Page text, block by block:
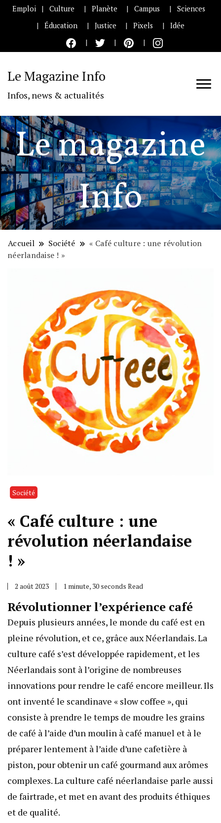
Emploi Culture Planète Campus
Sciences
Éducation
Justice Pixels Idée
Le Magazine Info
Infos, news & actualités
Le magazine
Info
Accueil Société
« Café culture : une révolution
néerlandaise ! »
Société
« Café culture : une
révolution néerlandaise
! »
2 août 2023 1 minute, 30 seconds Read
Révolutionner l’expérience café
Depuis plusieurs années, le monde du café est en
pleine révolution, et ce, grâce aux Néerlandais. La
culture café s’est développée rapidement, et les
Néerlandais sont à l’origine de nombreuses
innovations pour rendre le café encore meilleur. Ils
ont inventé le scandinave « slow coffee », qui
consiste à prendre le temps de moudre les grains
de café à l’aide d’un moulin à café manuel et à le
préparer lentement à l’aide d’une cafetière à
piston, pour obtenir un café gourmand aux arômes
complexes. La culture café néerlandaise parle aussi
de fairtrade, et met en avant des produits éthiques
et de qualité.